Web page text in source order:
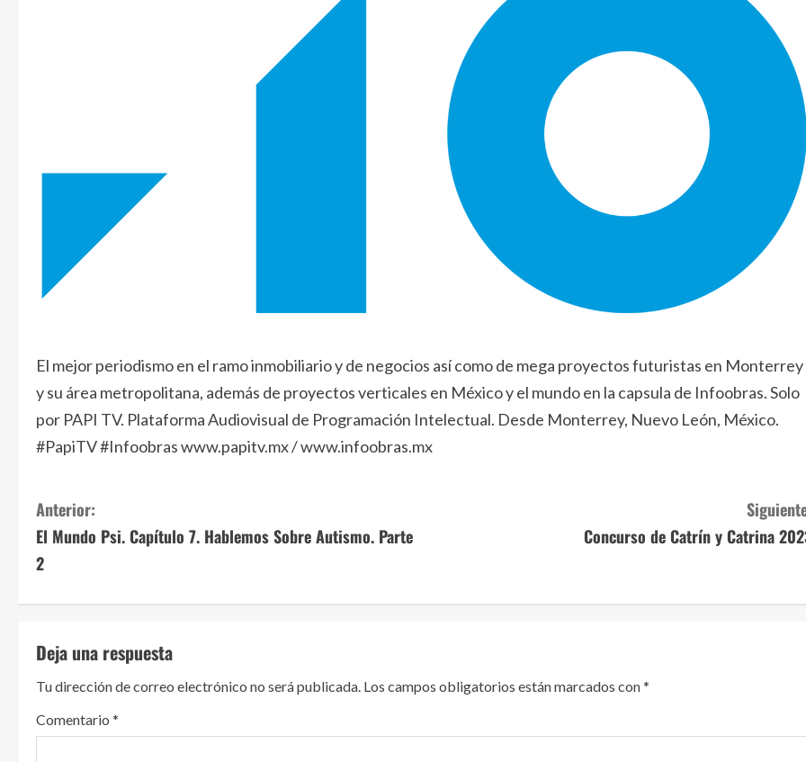
El mejor periodismo en el ramo inmobiliario y de negocios así como de mega proyectos futuristas en Monterrey
y su área metropolitana, además de proyectos verticales en México y el mundo en la capsula de Infoobras. Solo
por PAPI TV. Plataforma Audiovisual de Programación Intelectual. Desde Monterrey, Nuevo León, México.
#PapiTV #Infoobras www.papitv.mx / www.infoobras.mx
S
i
e
l
e
Anterior:
El Mundo Psi. Capítulo 7. Hablemos Sobre Autismo. Parte
2
Concurso de Catrín y Catrina
Deja una respuesta
Tu dirección de correo electrónico no será publicada. Los campos obligatorios están marcados con*
Comentario *